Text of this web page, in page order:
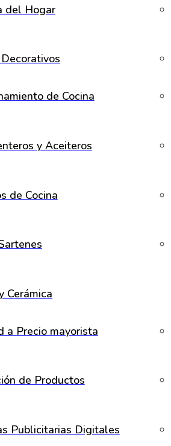
del Hogar
de Cocina
y Aceiteros
de Cocina
Cerámica
a Precio mayorista
de Productos
Publicitarias Digitales